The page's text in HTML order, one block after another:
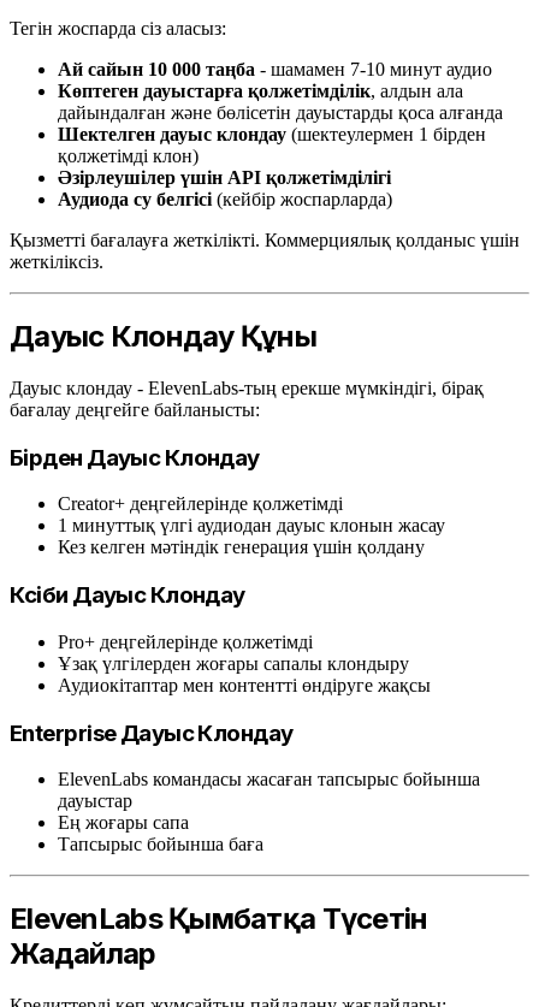
Тегін жоспарда сіз аласыз:
Ай сайын 10 000 таңба - шамамен 7-10 минут аудио
Көптеген дауыстарға қолжетімділік, алдын ала
дайындалған және бөлісетін дауыстарды қоса алғанда
Шектелген дауыс клондау (шектеулермен 1 бірден
қолжетімді клон)
Әзірлеушілер үшін API қолжетімділігі
Аудиода су белгісі (кейбір жоспарларда)
Қызметті бағалауға жеткілікті. Коммерциялық қолданыс үшін
жеткіліксіз.
Дауыс Клондау Құны
Дауыс клондау - ElevenLabs-тың ерекше мүмкіндігі, бірақ
бағалау деңгейге байланысты:
Бірден Дауыс Клондау
Creator+ деңгейлерінде қолжетімді
1 минуттық үлгі аудиодан дауыс клонын жасау
Кез келген мәтіндік генерация үшін қолдану
Кәсіби Дауыс Клондау
Pro+ деңгейлерінде қолжетімді
Ұзақ үлгілерден жоғары сапалы клондыру
Аудиокітаптар мен контентті өндіруге жақсы
Enterprise Дауыс Клондау
ElevenLabs командасы жасаған тапсырыс бойынша
дауыстар
Ең жоғары сапа
Тапсырыс бойынша баға
ElevenLabs Қымбатқа Түсетін
Жағдайлар